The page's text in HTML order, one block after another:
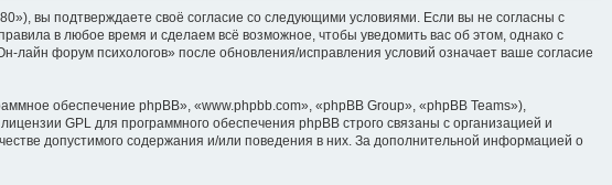
вы подтверждаете своё согласие со следующими условиями. Если вы не согласны с
в любое время и сделаем всё возможное, чтобы уведомить вас об этом, однако с
форум психологов» после обновления/исправления условий означает ваше согласие
обеспечение phpBB», «www.phpbb.com», «phpBB Group», «phpBB Teams»),
GPL для программного обеспечения phpBB строго связаны с организацией и
допустимого содержания и/или поведения в них. За дополнительной информацией о